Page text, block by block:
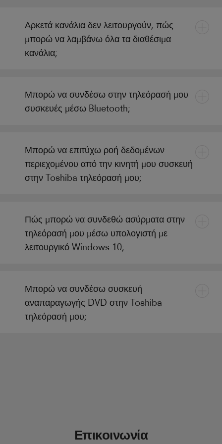
Αρκετά κανάλια δεν λειτουργούν, πώς
μπορώ να λαμβάνω όλα τα διαθέσιμα
κανάλια;
Μπορώ να συνδέσω στην τηλεόρασή μου
συσκευές μέσω Bluetooth;
Μπορώ να επιτύχω ροή δεδομένων
περιεχομένου από την κινητή μου συσκευή
στην Toshiba τηλεόρασή μου;
Πώς μπορώ να συνδεθώ ασύρματα στην
τηλεόρασή μου μέσω υπολογιστή με
λειτουργικό Windows 10;
Μπορώ να συνδέσω συσκευή
αναπαραγωγής DVD στην Toshiba
τηλεόρασή μου;
Επικοινωνία